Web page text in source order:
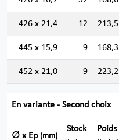
426 x 21,4 12 213,5
445 x 15,9 9 168,3
452 x 21,0 9 223,2
En variante - Second choix
∅ x Ep (mm)
Stock Poids